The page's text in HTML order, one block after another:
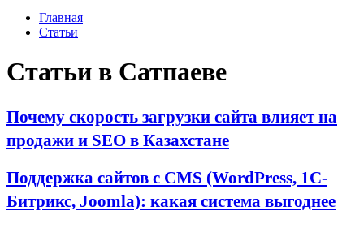
Главная
Статьи
Статьи в Сатпаеве
Почему скорость загрузки сайта влияет на
продажи и SEO в Казахстане
Поддержка сайтов с CMS (WordPress, 1C-
Битрикс, Joomla): какая система выгоднее